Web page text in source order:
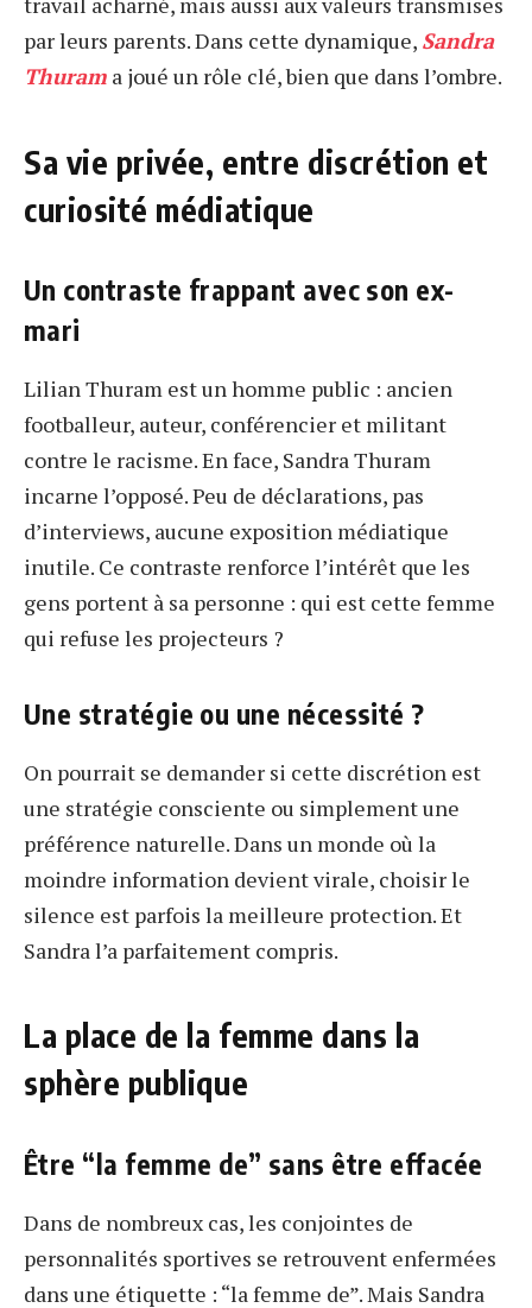
par leurs parents. Dans cette dynamique, Sandra
Thuram a joué un rôle clé, bien que dans l’ombre.
Sa vie privée, entre discrétion et
curiosité médiatique
Un contraste frappant avec son ex-
mari
Lilian Thuram est un homme public : ancien
footballeur, auteur, conférencier et militant
contre le racisme. En face, Sandra Thuram
incarne l’opposé. Peu de déclarations, pas
d’interviews, aucune exposition médiatique
inutile. Ce contraste renforce l’intérêt que les
gens portent à sa personne : qui est cette femme
qui refuse les projecteurs ?
Une stratégie ou une nécessité ?
On pourrait se demander si cette discrétion est
une stratégie consciente ou simplement une
préférence naturelle. Dans un monde où la
moindre information devient virale, choisir le
silence est parfois la meilleure protection. Et
Sandra l’a parfaitement compris.
La place de la femme dans la
sphère publique
Être “la femme de” sans être effacée
Dans de nombreux cas, les conjointes de
personnalités sportives se retrouvent enfermées
dans une étiquette : “la femme de”. Mais Sandra